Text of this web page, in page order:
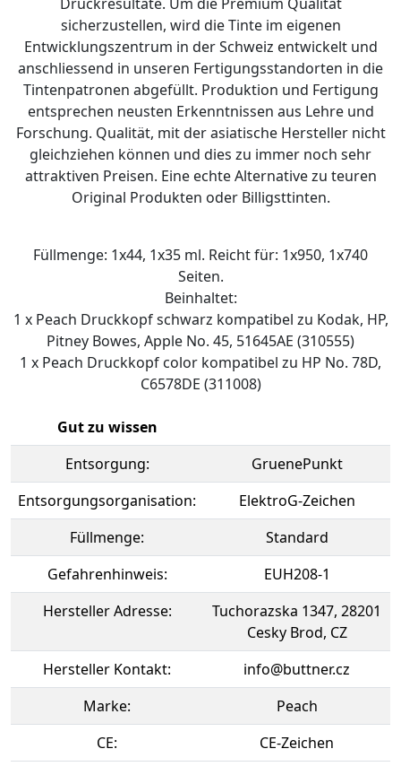
sicherzustellen, wird die Tinte im eigenen
Entwicklungszentrum in der Schweiz entwickelt und
anschliessend in unseren Fertigungsstandorten in die
Tintenpatronen abgefüllt. Produktion und Fertigung
entsprechen neusten Erkenntnissen aus Lehre und
Forschung. Qualität, mit der asiatische Hersteller nicht
gleichziehen können und dies zu immer noch sehr
attraktiven Preisen. Eine echte Alternative zu teuren
Original Produkten oder Billigsttinten.
Füllmenge: 1x44, 1x35 ml. Reicht für: 1x950, 1x740
Seiten.
Beinhaltet:
1 x Peach Druckkopf schwarz kompatibel zu Kodak, HP,
Pitney Bowes, Apple No. 45, 51645AE (310555)
1 x Peach Druckkopf color kompatibel zu HP No. 78D,
C6578DE (311008)
Gut zu wissen
Entsorgung:
GruenePunkt
Entsorgungsorganisation:
ElektroG-Zeichen
Füllmenge:
Standard
Gefahrenhinweis:
EUH208-1
Hersteller Adresse:
Tuchorazska 1347, 28201
Cesky Brod, CZ
Hersteller Kontakt:
info@buttner.cz
Marke:
Peach
CE:
CE-Zeichen